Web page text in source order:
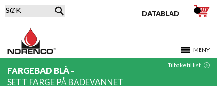
MENY
DATABLAD
FARGEBAD BLÅ -
SETT FARGE PÅ BADEVANNET
Tilbake til list